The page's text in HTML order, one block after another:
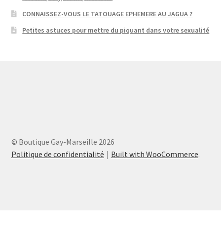
CONNAISSEZ-VOUS LE TATOUAGE EPHEMERE AU JAGUA ?
Petites astuces pour mettre du piquant dans votre sexualité
© Boutique Gay-Marseille 2026
Politique de confidentialité
Built with WooCommerce.